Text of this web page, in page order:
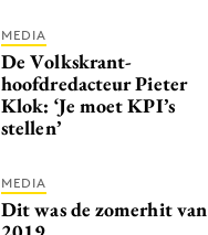
MEDIA
De Volkskrant-
hoofdredacteur Pieter
Klok: ‘Je moet KPI’s
stellen’
MEDIA
Dit was de zomerhit van